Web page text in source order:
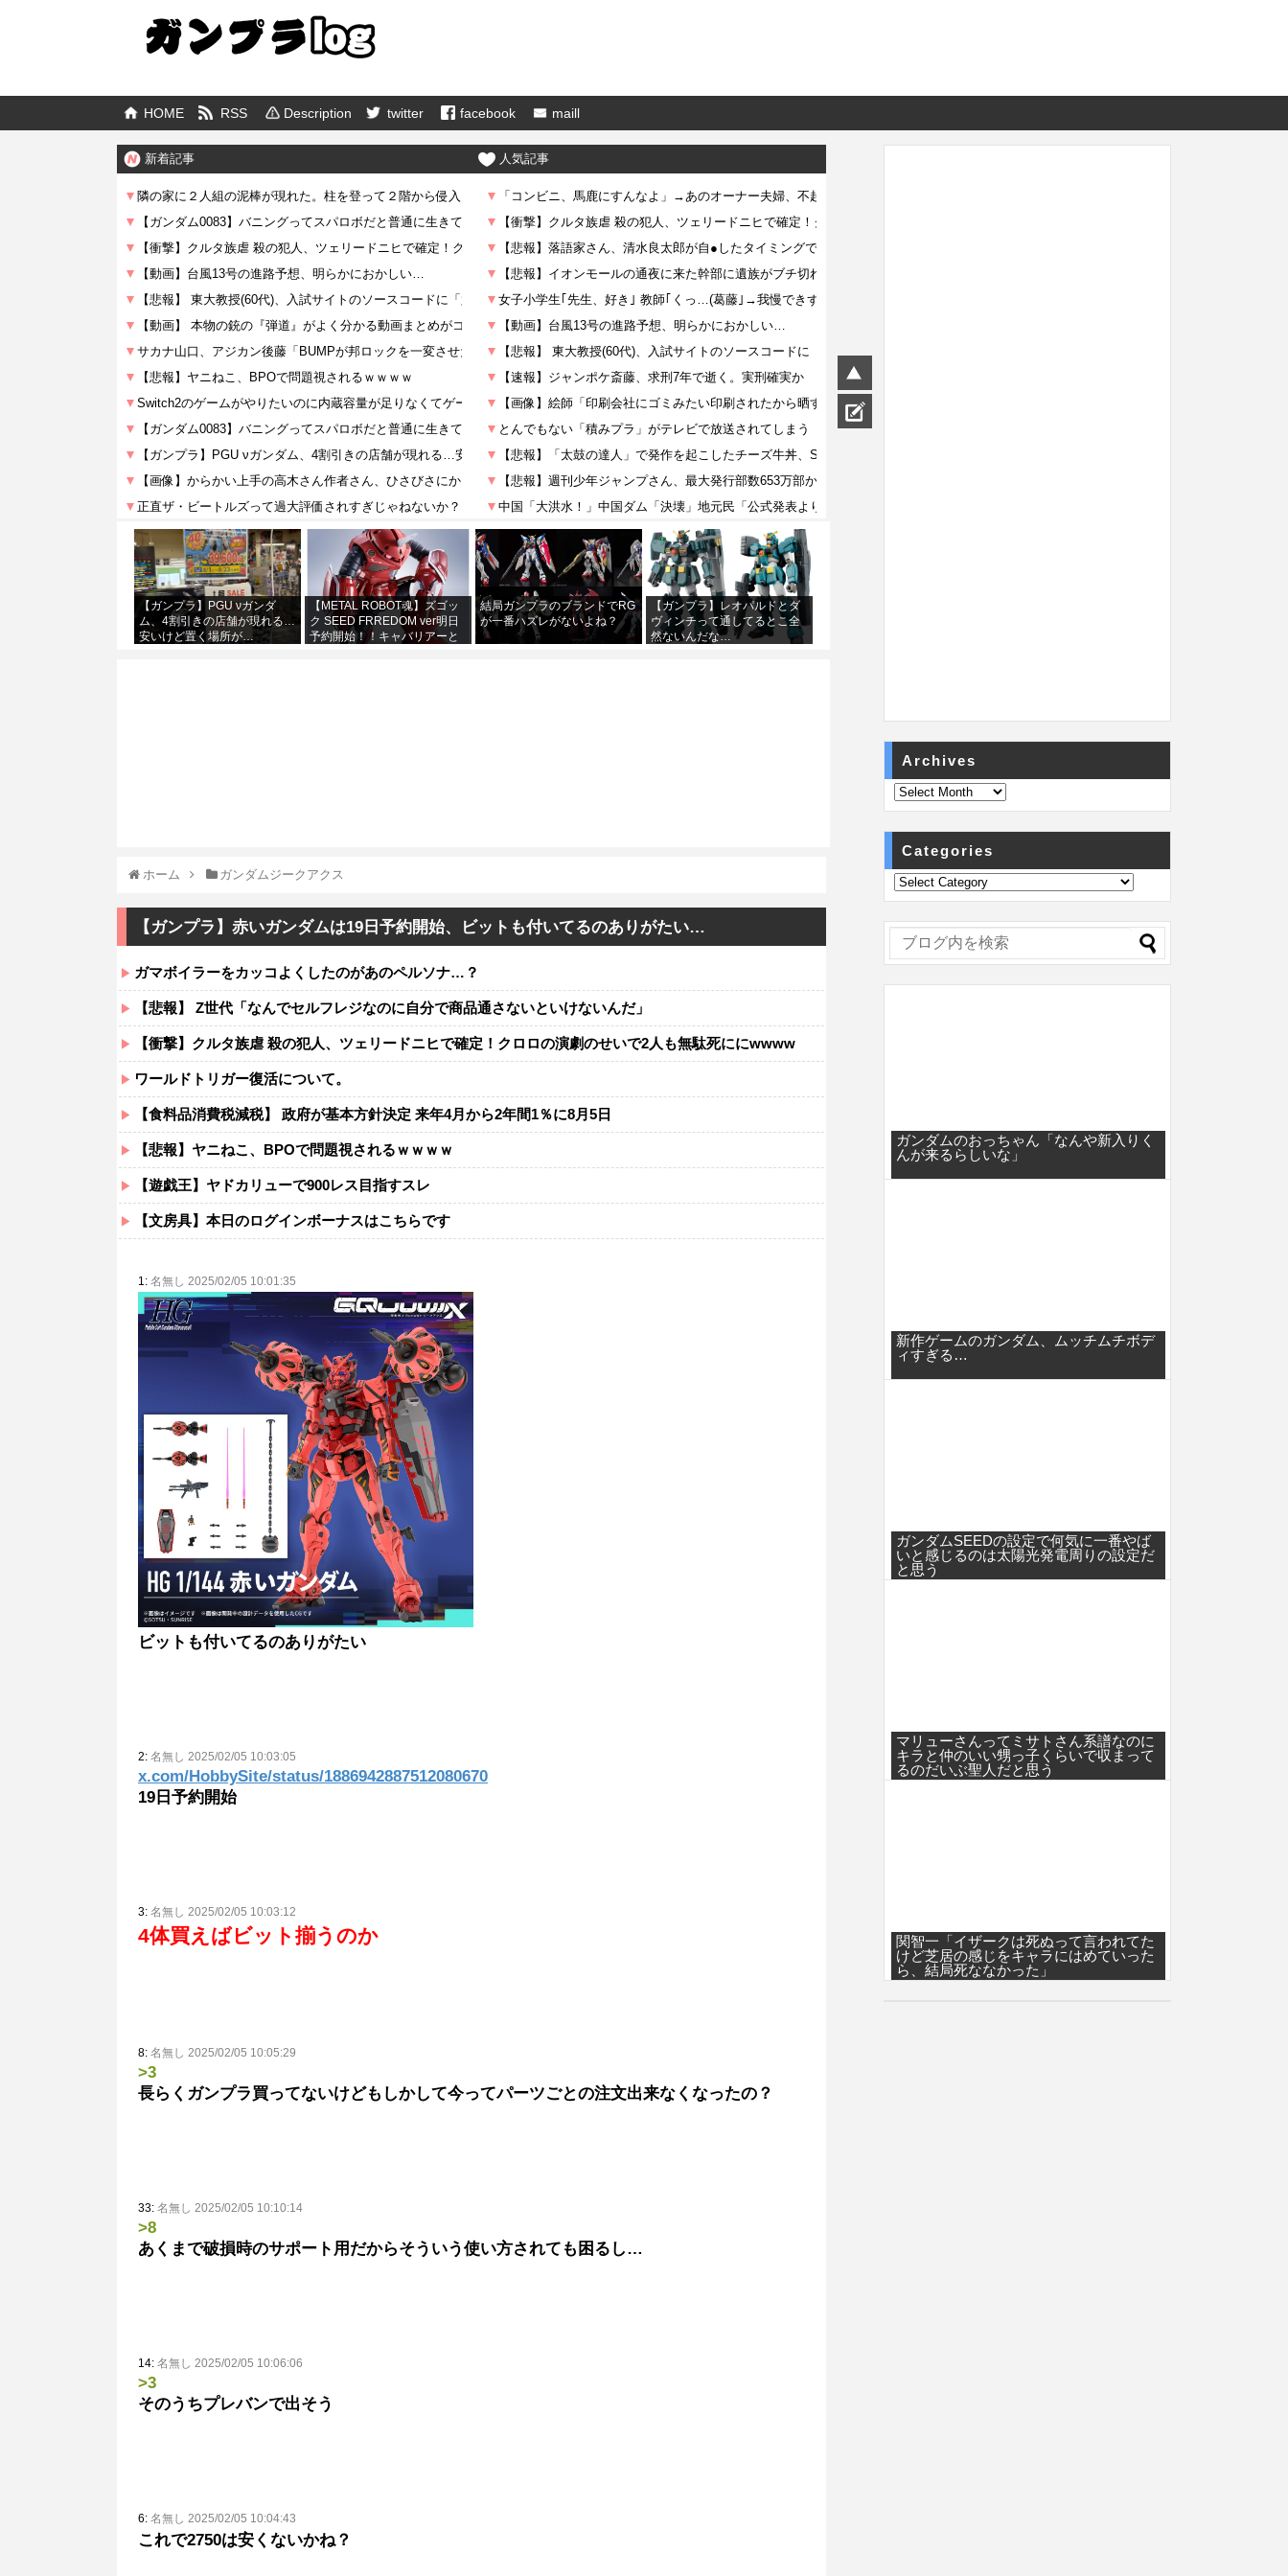
HOME RSS Description twitter facebook maill
新着記事 人気記事
【ガンプラ】PGU νガンダ
ム、4割引きの店舗が現れる…
安いけど置く場所が…
【METAL ROBOT魂】ズゴッ
ク SEED FRREDOM ver明日
予約開始！！キャバリアーと
結局ガンプラのブランドでRG
が一番ハズレがないよね？
【ガンプラ】レオパルドとダ
ヴィンチって通してるとこ全
然ないんだな…
ホーム ガンダムジークアクス
【ガンプラ】赤いガンダムは19日予約開始、ビットも付いてるのありがたい…
ガマボイラーをカッコよくしたのがあのペルソナ…？
【悲報】 Z世代「なんでセルフレジなのに自分で商品通さないといけないんだ」
【衝撃】クルタ族虐 殺の犯人、ツェリードニヒで確定！クロロの演劇のせいで2人も無駄死ににwwww
ワールドトリガー復活について。
【食料品消費税減税】 政府が基本方針決定 来年4月から2年間1％に8月5日
【悲報】ヤニねこ、BPOで問題視されるｗｗｗｗ
【遊戯王】ヤドカリューで900レス目指すスレ
【文房具】本日のログインボーナスはこちらです
1: 名無し 2025/02/05 10:01:35
ビットも付いてるのありがたい
2: 名無し 2025/02/05 10:03:05
x.com/HobbySite/status/1886942887512080670
19日予約開始
3: 名無し 2025/02/05 10:03:12
4体買えばビット揃うのか
8: 名無し 2025/02/05 10:05:29
>3
長らくガンプラ買ってないけどもしかして今ってパーツごとの注文出来なくなったの？
33: 名無し 2025/02/05 10:10:14
>8
あくまで破損時のサポート用だからそういう使い方されても困るし…
14: 名無し 2025/02/05 10:06:06
>3
そのうちプレバンで出そう
6: 名無し 2025/02/05 10:04:43
これで2750は安くないかね？
Archives
Categories
ガンダムのおっちゃん「なんや新入りく
んが来るらしいな」
新作ゲームのガンダム、ムッチムチボデ
ィすぎる…
ガンダムSEEDの設定で何気に一番やば
いと感じるのは太陽光発電周りの設定だ
と思う
マリューさんってミサトさん系譜なのに
キラと仲のいい甥っ子くらいで収まって
るのだいぶ聖人だと思う
関智一「イザークは死ぬって言われてた
けど芝居の感じをキャラにはめていった
ら、結局死ななかった」